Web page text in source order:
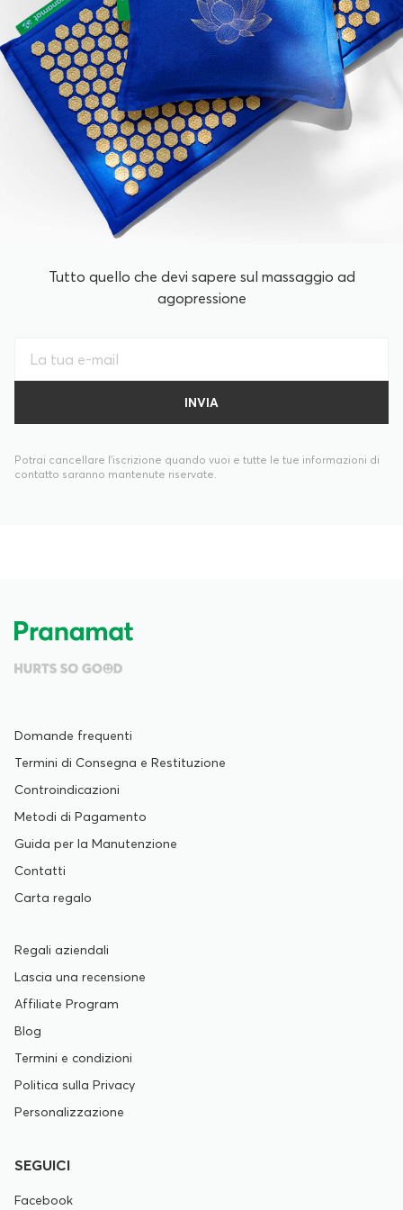
Tutto quello che devi sapere sul massaggio ad
agopressione
Potrai cancellare l’iscrizione quando vuoi e tutte le tue informazioni di
contatto saranno mantenute riservate.
Domande frequenti
Termini di Consegna e Restituzione
Controindicazioni
Metodi di Pagamento
Guida per la Manutenzione
Contatti
Carta regalo
Regali aziendali
Lascia una recensione
Affiliate Program
Blog
Termini e condizioni
Politica sulla Privacy
Personalizzazione
SEGUICI
Facebook